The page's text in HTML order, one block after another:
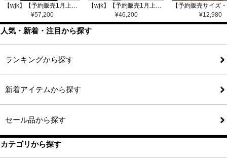
【wjk】【予約販売1月上旬～中旬入荷】function knit jacket(jacquard check) ニットジャケット(207 mw08j)
¥57,200
【wjk】【予約販売1月上旬～中旬入荷】function knit easy slacks(jacquard check) ニットイージーパンツ(504 mw08j)
¥46,200 ¥12,980
人気・新着・注目から探す
ランキングから探す
新着アイテムから探す
セール品から探す
カテゴリから探す